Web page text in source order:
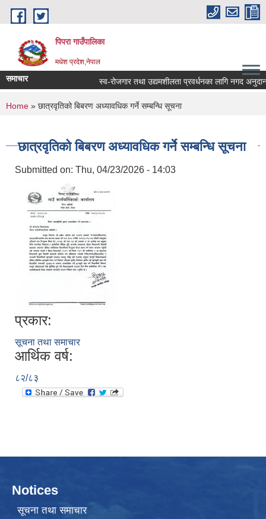
Skip to main content
पिपरा गाउँपालिका
मधेश प्रदेश,नेपाल
समाचार स्व-रोजगार तथा उद्यमशीलता प्रवर्धनका लागि नगद अनुदान
You are here
Home » छात्रवृतिको बिबरण अध्यावधिक गर्ने सम्बन्धि सूचना
छात्रवृतिको बिबरण अध्यावधिक गर्ने सम्बन्धि सूचना
Submitted on: Thu, 04/23/2026 - 14:03
प्रकार:
सूचना तथा समाचार
आर्थिक वर्ष:
८२/८३
Notices
सूचना तथा समाचार